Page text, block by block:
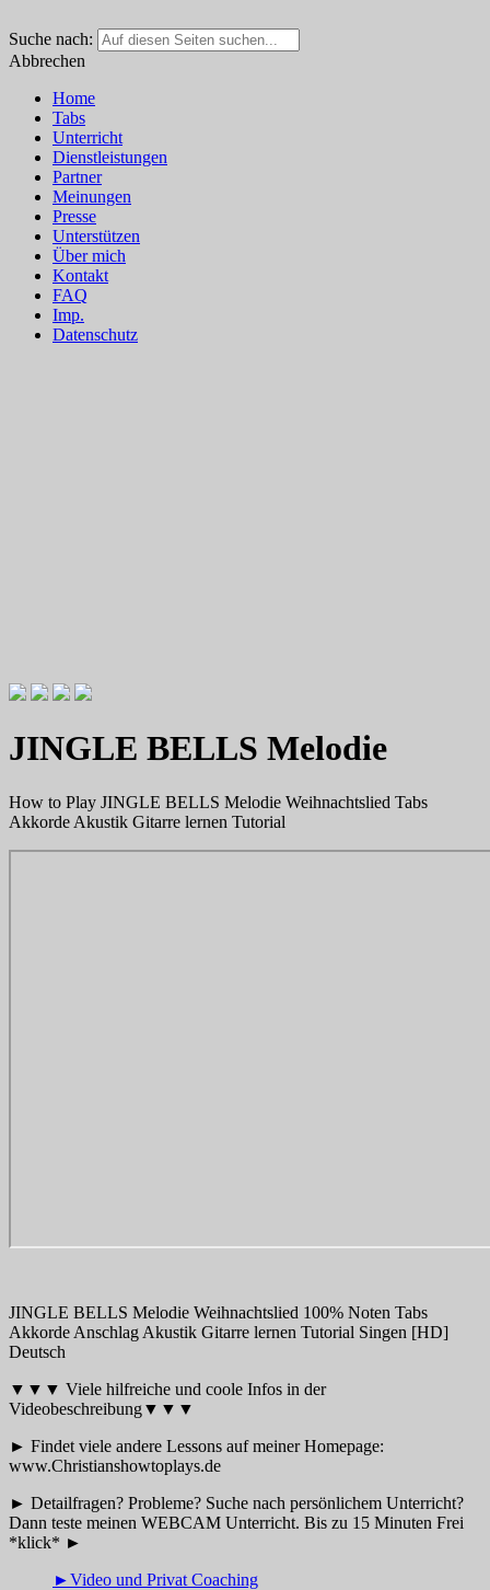
Suche nach:
Abbrechen
Home
Tabs
Unterricht
Dienstleistungen
Partner
Meinungen
Presse
Unterstützen
Über mich
Kontakt
FAQ
Imp.
Datenschutz
Willkommen zu Christians How
To Plays
JINGLE BELLS Melodie
How to Play JINGLE BELLS Melodie Weihnachtslied Tabs
Akkorde Akustik Gitarre lernen Tutorial
JINGLE BELLS Melodie Weihnachtslied 100% Noten Tabs
Akkorde Anschlag Akustik Gitarre lernen Tutorial Singen [HD]
Deutsch
▼▼▼ Viele hilfreiche und coole Infos in der
Videobeschreibung▼▼▼
► Findet viele andere Lessons auf meiner Homepage:
www.Christianshowtoplays.de
► Detailfragen? Probleme? Suche nach persönlichem Unterricht?
Dann teste meinen WEBCAM Unterricht. Bis zu 15 Minuten Frei
*klick* ►
►Video und Privat Coaching